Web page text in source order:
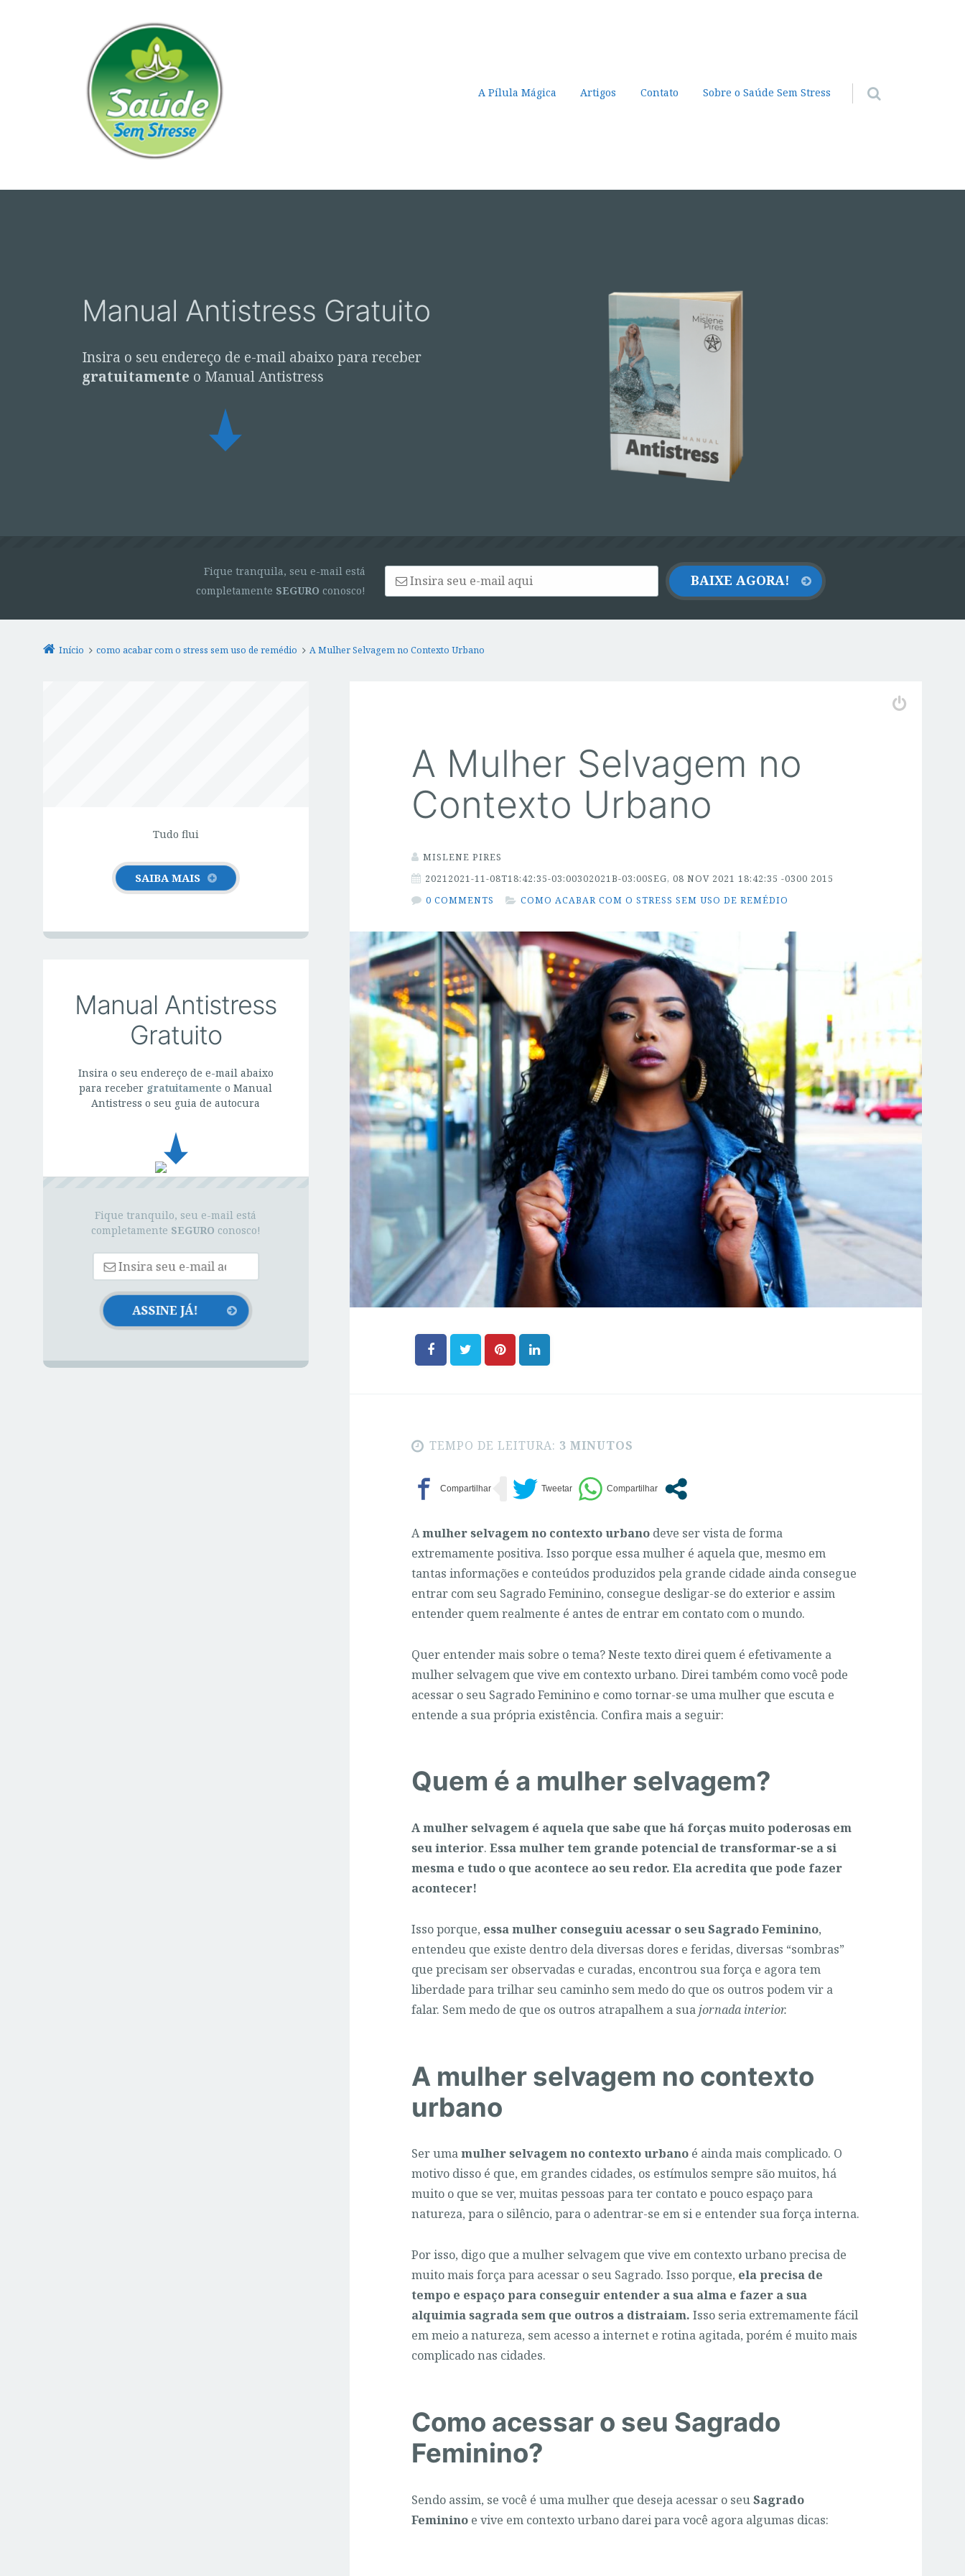
Pular para o conteúdo
A Pílula Mágica Artigos Contato Sobre o Saúde Sem Stress
Manual Antistress Gratuito
Insira o seu endereço de e-mail abaixo para receber
gratuitamente o Manual Antistress
Fique tranquila, seu e-mail está
completamente SEGURO conosco!
Início como acabar com o stress sem uso de remédio A Mulher Selvagem no Contexto Urbano
A Mulher Selvagem no
Contexto Urbano
MISLENE PIRES
20212021-11-08T18:42:35-03:00302021B-03:00SEG, 08 NOV 2021 18:42:35 -0300 2015
0 COMMENTS
COMO ACABAR COM O STRESS SEM USO DE REMÉDIO
TEMPO DE LEITURA: 3 MINUTOS
Amulher selvagem no contexto urbano deve ser vista de forma
extremamente positiva. Isso porque essa mulher é aquela que, mesmo em
tantas informações e conteúdos produzidos pela grande cidade ainda consegue
entrar com seu Sagrado Feminino, consegue desligar-se do exterior e assim
entender quem realmente é antes de entrar em contato com o mundo.
Quer entender mais sobre o tema? Neste texto direi quem é efetivamente a
mulher selvagem que vive em contexto urbano. Direi também como você pode
acessar o seu Sagrado Feminino e como tornar-se uma mulher que escuta e
entende a sua própria existência. Confira mais a seguir:
Quem é a mulher selvagem?
A mulher selvagem é aquela que sabe que há forças muito poderosas em
seu interior.Essa mulher tem grande potencial de transformar-se a si
mesma e tudo o que acontece ao seu redor. Ela acredita que pode fazer
acontecer!
Isso porque, essa mulher conseguiu acessar o seu Sagrado Feminino,
entendeu que existe dentro dela diversas dores e feridas, diversas “sombras”
que precisam ser observadas e curadas, encontrou sua força e agora tem
liberdade para trilhar seu caminho sem medo do que os outros podem vir a
falar. Sem medo de que os outros atrapalhem a suajornada interior.
A mulher selvagem no contexto
urbano
Ser umamulher selvagem no contexto urbano é ainda mais complicado. O
motivo disso é que, em grandes cidades, os estímulos sempre são muitos, há
muito o que se ver, muitas pessoas para ter contato e pouco espaço para
natureza, para o silêncio, para o adentrar-se em si e entender sua força interna.
Por isso, digo que a mulher selvagem que vive em contexto urbano precisa de
muito mais força para acessar o seu Sagrado. Isso porque, ela precisa de
tempo e espaço para conseguir entender a sua alma e fazer a sua
alquimia sagrada sem que outros a distraiam.Isso seria extremamente fácil
em meio a natureza, sem acesso a internet e rotina agitada, porém é muito mais
complicado nas cidades.
Como acessar o seu Sagrado
Feminino?
Sendo assim, se você é uma mulher que deseja acessar o seuSagrado
Feminino e vive em contexto urbano darei para você agora algumas dicas:
Tudo flui
SAIBA MAIS
Manual Antistress
Gratuito
Insira o seu endereço de e-mail abaixo
para receber gratuitamente o Manual
Antistress o seu guia de autocura
Fique tranquilo, seu e-mail está
completamente SEGURO conosco!